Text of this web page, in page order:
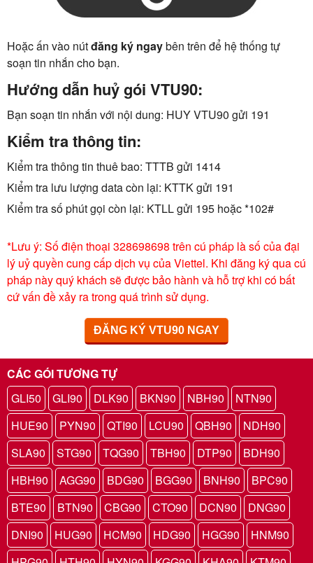
Hoặc ấn vào nútđăng ký ngaybên trên để hệ thống tự
soạn tin nhắn cho bạn.
Hướng dẫn huỷ gói VTU90:
Bạn soạn tin nhắn với nội dung: HUY VTU90 gửi 191
Kiểm tra thông tin:
Kiểm tra thông tin thuê bao: TTTB gửi 1414
Kiểm tra lưu lượng data còn lại: KTTK gửi 191
Kiểm tra số phút gọi còn lại: KTLL gửi 195 hoặc *102#
*Lưu ý: Số điện thoại 328698698 trên cú pháp là số của đại
lý uỷ quyền cung cấp dịch vụ của Viettel. Khi đăng ký qua cú
pháp này quý khách sẽ được bảo hành và hỗ trợ khi có bất
cứ vấn đề xảy ra trong quá trình sử dụng.
ĐĂNG KÝ VTU90 NGAY
CÁC GÓI TƯƠNG TỰ
GLI50
GLI90 DLK90 BKN90 NBH90
NTN90
HUE90
PYN90 QTI90 LCU90 QBH90
NDH90
SLA90
STG90 TQG90 TBH90 DTP90
BDH90
HBH90
AGG90 BDG90 BGG90 BNH90
BPC90
BTE90
BTN90 CBG90 CTO90 DCN90
DNG90
DNI90
HUG90 HCM90 HDG90 HGG90
HNM90